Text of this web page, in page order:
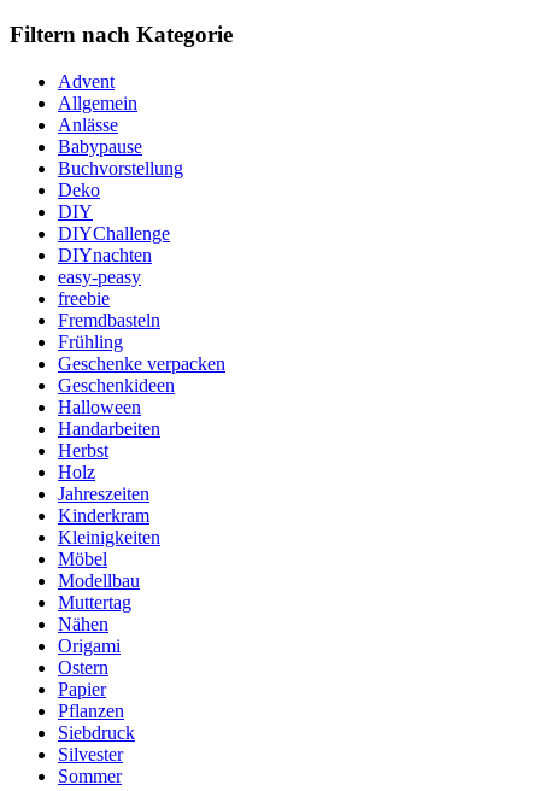
Filtern nach Kategorie
Advent
Allgemein
Anlässe
Babypause
Buchvorstellung
Deko
DIY
DIYChallenge
DIYnachten
easy-peasy
freebie
Fremdbasteln
Frühling
Geschenke verpacken
Geschenkideen
Halloween
Handarbeiten
Herbst
Holz
Jahreszeiten
Kinderkram
Kleinigkeiten
Möbel
Modellbau
Muttertag
Nähen
Origami
Ostern
Papier
Pflanzen
Siebdruck
Silvester
Sommer